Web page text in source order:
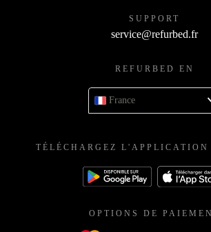
SUPPORT
service@refurbed.fr
REFURBED EN
France
TÉLÉCHARGEZ L'APPLICATION
OPTIONS DE